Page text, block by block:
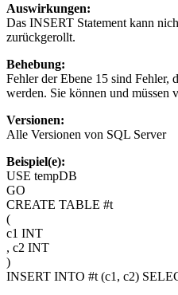
Auswirkungen:
Das INSERT Statement kann
zurückgerollt.
Behebung:
Fehler der Ebene 15 sind Fehler,
werden. Sie können und
Versionen:
Alle Versionen von SQL Server
Beispiel(e):
USE tempDB
GO
CREATE TABLE #t
(
c1 INT
, c2 INT
)
INSERT INTO #t (c1, c2)